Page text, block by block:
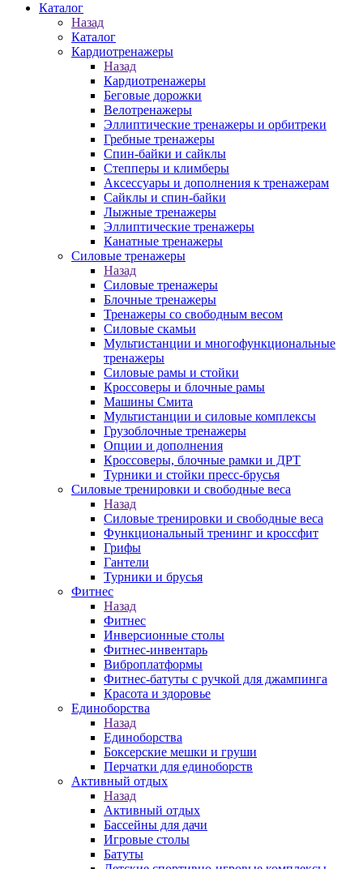
Каталог
Назад
Каталог
Кардиотренажеры
Назад
Кардиотренажеры
Беговые дорожки
Велотренажеры
Эллиптические тренажеры и орбитреки
Гребные тренажеры
Спин-байки и сайклы
Степперы и климберы
Аксессуары и дополнения к тренажерам
Сайклы и спин-байки
Лыжные тренажеры
Эллиптические тренажеры
Канатные тренажеры
Силовые тренажеры
Назад
Силовые тренажеры
Блочные тренажеры
Тренажеры со свободным весом
Силовые скамьи
Мультистанции и многофункциональные
тренажеры
Силовые рамы и стойки
Кроссоверы и блочные рамы
Машины Смита
Мультистанции и силовые комплексы
Грузоблочные тренажеры
Опции и дополнения
Кроссоверы, блочные рамки и ДРТ
Турники и стойки пресс-брусья
Силовые тренировки и свободные веса
Назад
Силовые тренировки и свободные веса
Функциональный тренинг и кроссфит
Грифы
Гантели
Турники и брусья
Фитнес
Назад
Фитнес
Инверсионные столы
Фитнес-инвентарь
Виброплатформы
Фитнес-батуты с ручкой для джампинга
Красота и здоровье
Единоборства
Назад
Единоборства
Боксерские мешки и груши
Перчатки для единоборств
Активный отдых
Назад
Активный отдых
Бассейны для дачи
Игровые столы
Батуты